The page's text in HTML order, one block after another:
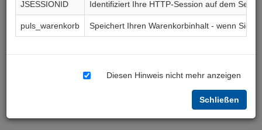
JSESSIONID
Identifiziert Ihre HTTP-Session auf dem Server
puls_warenkorb
Speichert Ihren Warenkorbinhalt - wenn Sie
Diesen Hinweis nicht mehr anzeigen
Schließen
Penoidaufbau aus
gestieltem antero-
lateralen Oberschenkel-
Aufklärungsbogen